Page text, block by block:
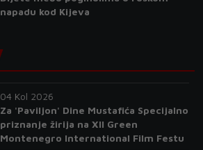
napadu kod Kijeva
04 Kol 2026
Za 'Paviljon' Dine Mustafića Specijalno
priznanje žirija na XII Green
Montenegro International Film Festu